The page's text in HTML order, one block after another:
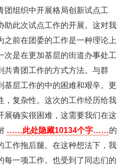
团组织中开展格局创新试点工
助此次试点工作的开展。这对我
之前在团委的工作是一种理论上
次是在更加基层的街道办事处工
共青团工作的方式方法。与群
基层工作的中的困难和艰辛。更
，复杂性。这次的工作经历给我
展确实很困难，这需要我们在这
……此处隐藏10134个字……的
工作拖后腿。在这种想法下，我
每一项工作。也受到了同志们的